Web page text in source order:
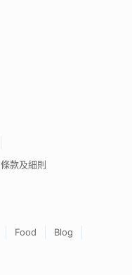
條款及細則
Food
Blog